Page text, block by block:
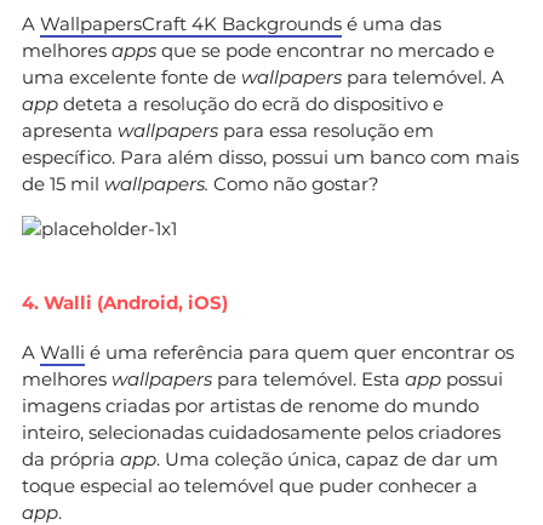
A WallpapersCraft 4K Backgrounds é uma das
melhores apps que se pode encontrar no mercado e
uma excelente fonte de wallpapers para telemóvel. A
app deteta a resolução do ecrã do dispositivo e
apresenta wallpapers para essa resolução em
específico. Para além disso, possui um banco com mais
de 15 mil wallpapers. Como não gostar?
4. Walli (Android, iOS)
A Walli é uma referência para quem quer encontrar os
melhores wallpapers para telemóvel. Esta app possui
imagens criadas por artistas de renome do mundo
inteiro, selecionadas cuidadosamente pelos criadores
da própria app. Uma coleção única, capaz de dar um
toque especial ao telemóvel que puder conhecer a
app.